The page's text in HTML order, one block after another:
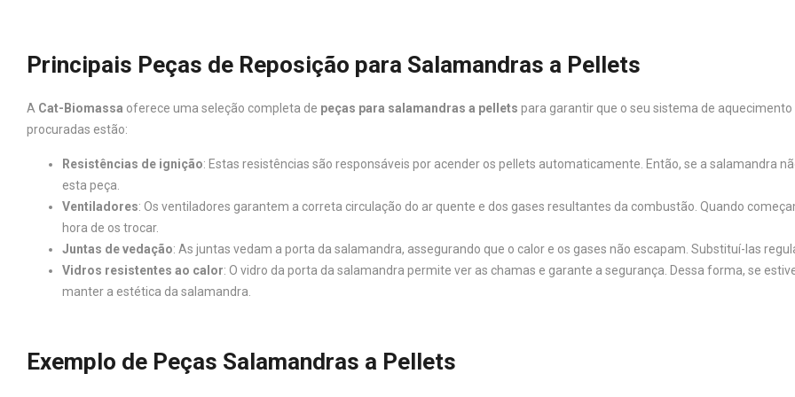
Principais Peças de Reposição para Salamandras a Pellets
A Cat-Biomassa oferece uma seleção completa de peças para salamandras a pellets para garantir que o seu sistema de
procuradas estão:
Resistências de ignição: Estas resistências são responsáveis por acender os pellets automaticamente. Então, se a salamandra
esta peça.
Ventiladores: Os ventiladores garantem a correta circulação do ar quente e dos gases resultantes da combustão. Quando
hora de os trocar.
Juntas de vedação: As juntas vedam a porta da salamandra, assegurando que o calor e os gases não escapam. Substituí-las
Vidros resistentes ao calor: O vidro da porta da salamandra permite ver as chamas e garante a segurança. Dessa forma, se
manter a estética da salamandra.
Exemplo de Peças Salamandras a Pellets